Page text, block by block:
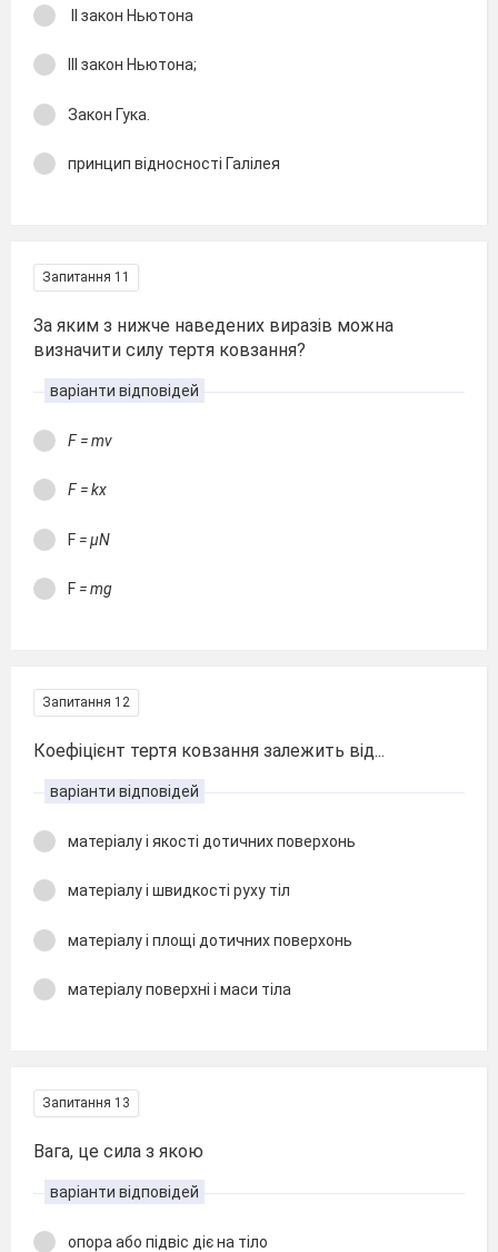
ІІ закон Ньютона
ІІІ закон Ньютона;
Закон Гука.
принцип відносності Галілея
Запитання 11
За яким з нижче наведених виразів можна
визначити силу тертя ковзання?
варіанти відповідей
F = mv
F = kx
F= μN
F= mg
Запитання 12
Коефіцієнт тертя ковзання залежить від...
варіанти відповідей
матеріалу і якості дотичних поверхонь
матеріалу і швидкості руху тіл
матеріалу і площі дотичних поверхонь
матеріалу поверхні і маси тіла
Запитання 13
Вага, це сила з якою
варіанти відповідей
опора або підвіс діє на тіло